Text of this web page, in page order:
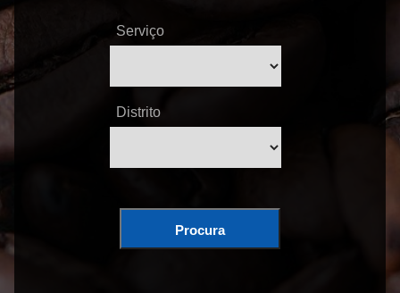
Serviço
Distrito
Procura